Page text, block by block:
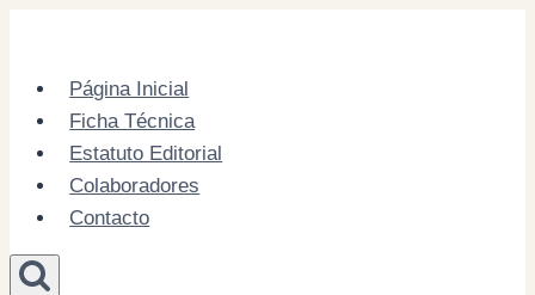
contentPágina Inicial
Ficha Técnica
Estatuto Editorial
Colaboradores
Contacto